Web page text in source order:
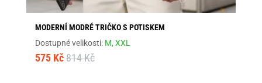
MODERNÍ MODRÉ TRIČKO S POTISKEM
Dostupné velikosti: M,XXL
575 Kč 814 Kč